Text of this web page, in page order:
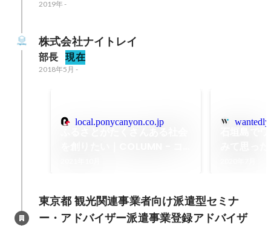
2019年-
株式会社ナイトレイ
部長 現在
2018年5月 -
local.ponycanyon.co.jp
東京都 観光関連事業者向け派遣型セミナ
ー・アドバイザー派遣事業登録アドバイザ